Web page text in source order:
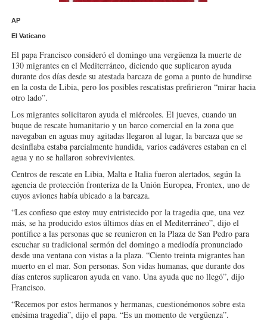
AP
El Vaticano
El papa Francisco consideró el domingo una vergüenza la muerte de
130 migrantes en el Mediterráneo, diciendo que suplicaron ayuda
durante dos días desde su atestada barcaza de goma a punto de hundirse
en la costa de Libia, pero los posibles rescatistas prefirieron “mirar hacia
otro lado”.
Los migrantes solicitaron ayuda el miércoles. El jueves, cuando un
buque de rescate humanitario y un barco comercial en la zona que
navegaban en aguas muy agitadas llegaron al lugar, la barcaza que se
desinflaba estaba parcialmente hundida, varios cadáveres estaban en el
agua y no se hallaron sobrevivientes.
Centros de rescate en Libia, Malta e Italia fueron alertados, según la
agencia de protección fronteriza de la Unión Europea, Frontex, uno de
cuyos aviones había ubicado a la barcaza.
“Les confieso que estoy muy entristecido por la tragedia que, una vez
más, se ha producido estos últimos días en el Mediterráneo”, dijo el
pontífice a las personas que se reunieron en la Plaza de San Pedro para
escuchar su tradicional sermón del domingo a mediodía pronunciado
desde una ventana con vistas a la plaza. “Ciento treinta migrantes han
muerto en el mar. Son personas. Son vidas humanas, que durante dos
días enteros suplicaron ayuda en vano. Una ayuda que no llegó”, dijo
Francisco.
“Recemos por estos hermanos y hermanas, cuestionémonos sobre esta
enésima tragedia”, dijo el papa. “Es un momento de vergüenza”.